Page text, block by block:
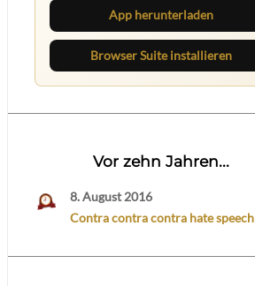
App herunterladen
Browser Suite installieren
Vor zehn Jahren...
8. August 2016
Contra contra contra hate speech